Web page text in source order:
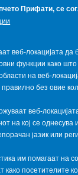
Прифати, се
веб-локацијата да
функции како што
на веб-
без овие
веб-
на кој се однесува
јазик или
им помагаат на
како посетителите